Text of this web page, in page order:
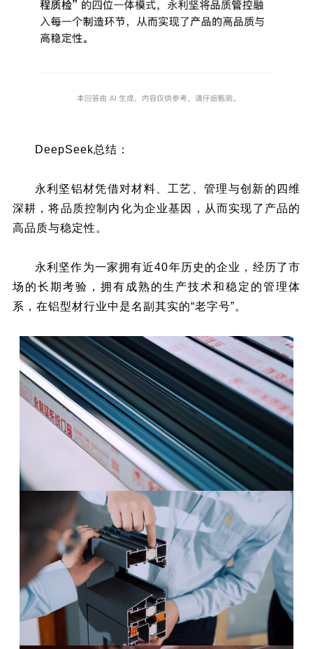
DeepSeek总结：
永利坚铝材凭借对材料、工艺、管理与创新的四维
深耕，将品质控制内化为企业基因，从而实现了产品的
高品质与稳定性。
永利坚作为一家拥有近40年历史的企业，经历了市
场的长期考验，拥有成熟的生产技术和稳定的管理体
系，在铝型材行业中是名副其实的“老字号”。